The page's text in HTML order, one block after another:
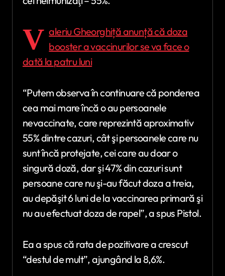
V aleriu Gheorghiță anunță că doza
booster a vaccinurilor se va face o
dată la patru luni
“Putem observa în continuare că ponderea
cea mai mare încă o au persoanele
nevaccinate, care reprezintă aproximativ
55% dintre cazuri, cât şi persoanele care nu
sunt încă protejate, cei care au doar o
singură doză, dar şi 47% din cazuri sunt
persoane care nu şi-au făcut doza a treia,
au depăşit 6 luni de la vaccinarea primară şi
nu au efectuat doza de rapel”, a spus Pistol.
Ea a spus că rata de pozitivare a crescut
“destul de mult”, ajungând la 8,6%.